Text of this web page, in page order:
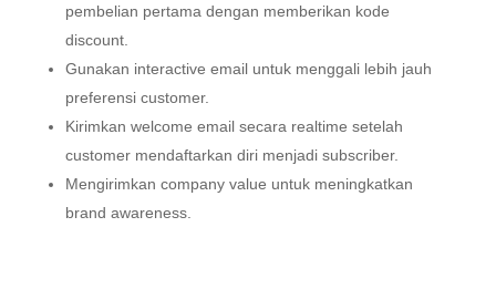
pembelian pertama dengan memberikan kode
discount.
Gunakan interactive email untuk menggali lebih jauh
preferensi customer.
Kirimkan welcome email secara realtime setelah
customer mendaftarkan diri menjadi subscriber.
Mengirimkan company value untuk meningkatkan
brand awareness.